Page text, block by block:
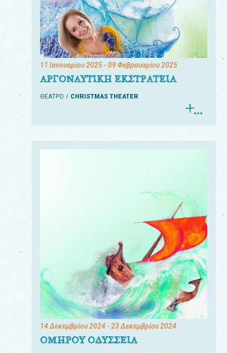
11 Ιανουαρίου 2025- 09 Φεβρουαρίου 2025
ΑΡΓΟΝΑΥΤΙΚΗ ΕΚΣΤΡΑΤΕΙΑ
ΘΕΑΤΡΟ CHRISTMAS THEATER
14 Δεκεμβρίου 2024- 23 Δεκεμβρίου 2024
ΟΜΗΡΟΥ ΟΔΥΣΣΕΙΑ